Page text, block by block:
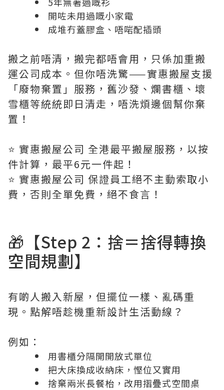
開咗未用過嘅小家電
成堆冇蓋膠盒、唔啱配插頭
搬之前唔清，搬完都唔會用，只係加重搬
運公司成本。但你唔洗驚——實惠搬屋支援
「廢物棄置」服務，舊沙發、爛書櫃、壞
雪櫃等統統即日清走，唔洗煩邊個幫你棄
置！
⭐️ 實惠搬屋公司 全港最平搬屋服務，以按
件計算，最平6元一件起！
⭐️ 實惠搬屋公司 保證員工絕不主動索取小
費，否則全單免費，絕不食言！
🎁【Step 2：捨＝捨得轉換
空間規劃】
有啲人搬入新屋，但擺位一樣、亂碼重
現。點解唔趁機重新設計生活動線？
例如：
用書櫃分隔開開放式單位
把大床換成收納床，慳位又實用
捨棄兩米長餐枱，改用摺疊式空間桌